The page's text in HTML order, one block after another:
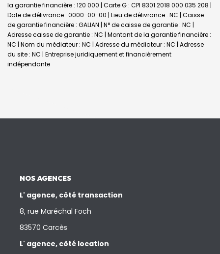
la garantie financière : 120 000 | Carte G : CPI 8301 2018 000 035 208 |
Date de délivrance : 0000-00-00 | Lieu de délivrance : NC | Caisse
de garantie financière : GALIAN | N° de caisse de garantie : NC |
Adresse caisse de garantie : NC | Montant de la garantie financière :
NC | Nom du médiateur : NC | Adresse du médiateur : NC | Adresse
du site : NC | Entreprise juridiquement et financièrement
indépendante
NOS AGENCES
L' agence, côté transaction
8, rue Maréchal Foch
83570 Carcès
L' agence, côté location